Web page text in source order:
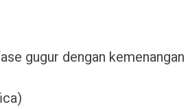
gugur dengan kemenangan